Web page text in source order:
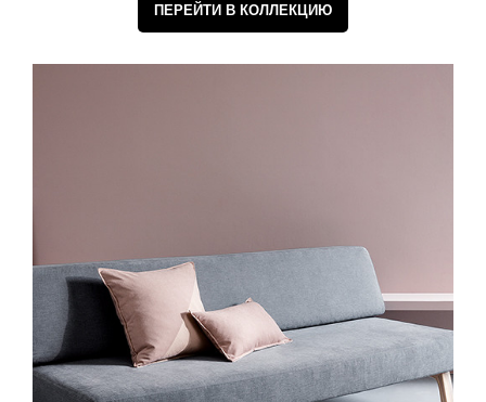
ПЕРЕЙТИ В КОЛЛЕКЦИЮ